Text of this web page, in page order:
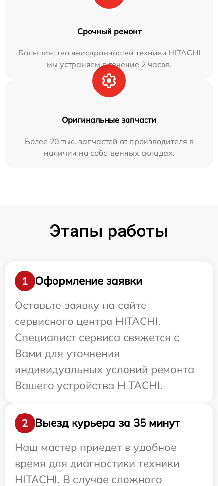
Срочный ремонт
Большинство неисправностей техники HITACHI
мы устраняем в течение 2 часов.
Оригинальные запчасти
Более 20 тыс. запчастей от производителя в
наличии на собственных складах.
Этапы работы
1
Оформление заявки
Оставьте заявку на сайте
сервисного центра HITACHI.
Специалист сервиса свяжется с
Вами для уточнения
индивидуальных условий ремонта
Вашего устройства HITACHI.
2
Выезд курьера за 35 минут
Наш мастер приедет в удобное
время для диагностики техники
HITACHI. В случае сложного